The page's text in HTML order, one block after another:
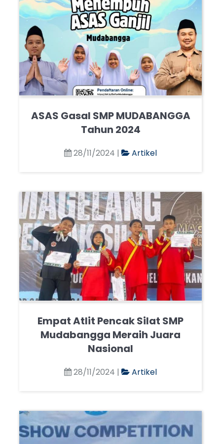
ASAS Gasal SMP MUDABANGGA
Tahun 2024
28/11/2024 | Artikel
Empat Atlit Pencak Silat SMP
Mudabangga Meraih Juara
Nasional
28/11/2024 | Artikel